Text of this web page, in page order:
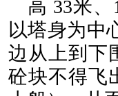
高 33米
以塔身为中
边从上到下
砼块不得飞